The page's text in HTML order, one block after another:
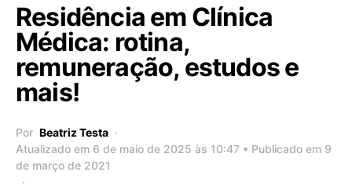
Residência em Clínica
Médica: rotina,
remuneração, estudos e
mais!
Por Beatriz Testa
Atualizado em 6 de maio de 2025 às 10:47 • Publicado em 9
de março de 2021